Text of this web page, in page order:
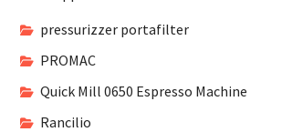
pressurizzer portafilter
PROMAC
Quick Mill 0650 Espresso Machine
Rancilio